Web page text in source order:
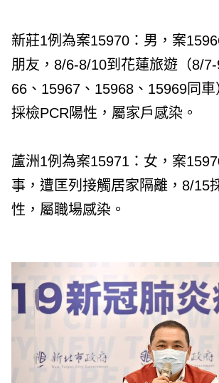
新莊1例為案15970：男，案
朋友，8/6-8/10到花蓮旅遊（8/
66、15967、15968、15969同
採檢PCR陽性，屬家戶感染。
蘆洲1例為案15971：女，案
事，遭匡列接觸居家隔離，8/15
性，屬職場感染。